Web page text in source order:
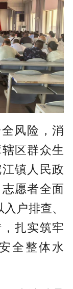
风险，消
区群众生
镇人民政
愿者全面
户排查、
扎实筑牢
全整体水